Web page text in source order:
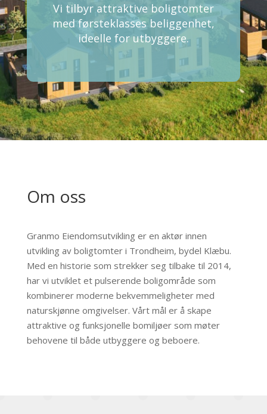
Vi tilbyr attraktive boligtomter
med førsteklasses beliggenhet,
ideelle for utbyggere.
Om oss
Granmo Eiendomsutvikling er en aktør innen
utvikling av boligtomter i Trondheim, bydel Klæbu.
Med en historie som strekker seg tilbake til 2014,
har vi utviklet et pulserende boligområde som
kombinerer moderne bekvemmeligheter med
naturskjønne omgivelser. Vårt mål er å skape
attraktive og funksjonelle bomiljøer som møter
behovene til både utbyggere og beboere.